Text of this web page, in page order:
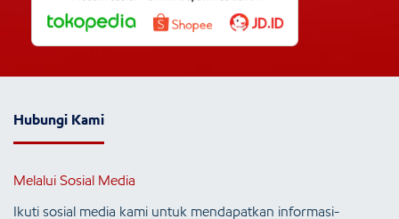
Hubungi Kami
Melalui Sosial Media
Ikuti sosial media kami untuk mendapatkan informasi-